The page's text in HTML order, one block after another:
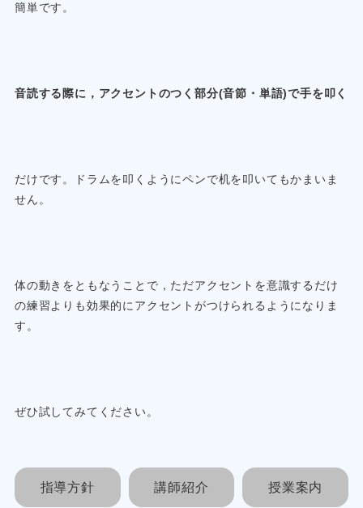
簡単です。
音読する際に，アクセントのつく部分(音節・単語)で手を叩く
だけです。ドラムを叩くようにペンで机を叩いてもかまいま
せん。
体の動きをともなうことで，ただアクセントを意識するだけ
の練習よりも効果的にアクセントがつけられるようになりま
す。
ぜひ試してみてください。
指導方針 講師紹介 授業案内